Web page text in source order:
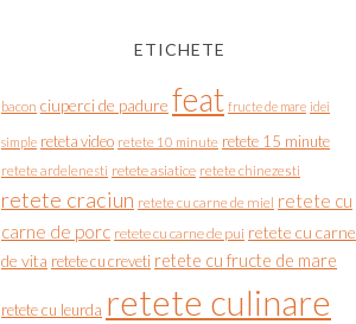
ETICHETE
bacon ciuperci de padure feat fructe de mare idei
simple reteta video retete 10 minute retete 15 minute
retete ardelenesti retete asiatice retete chinezesti
retete craciun retete cu carne de miel retete cu
carne de porc retete cu carne de pui retete cu carne
de vita retete cu creveti retete cu fructe de mare
retete cu leurda retete culinare